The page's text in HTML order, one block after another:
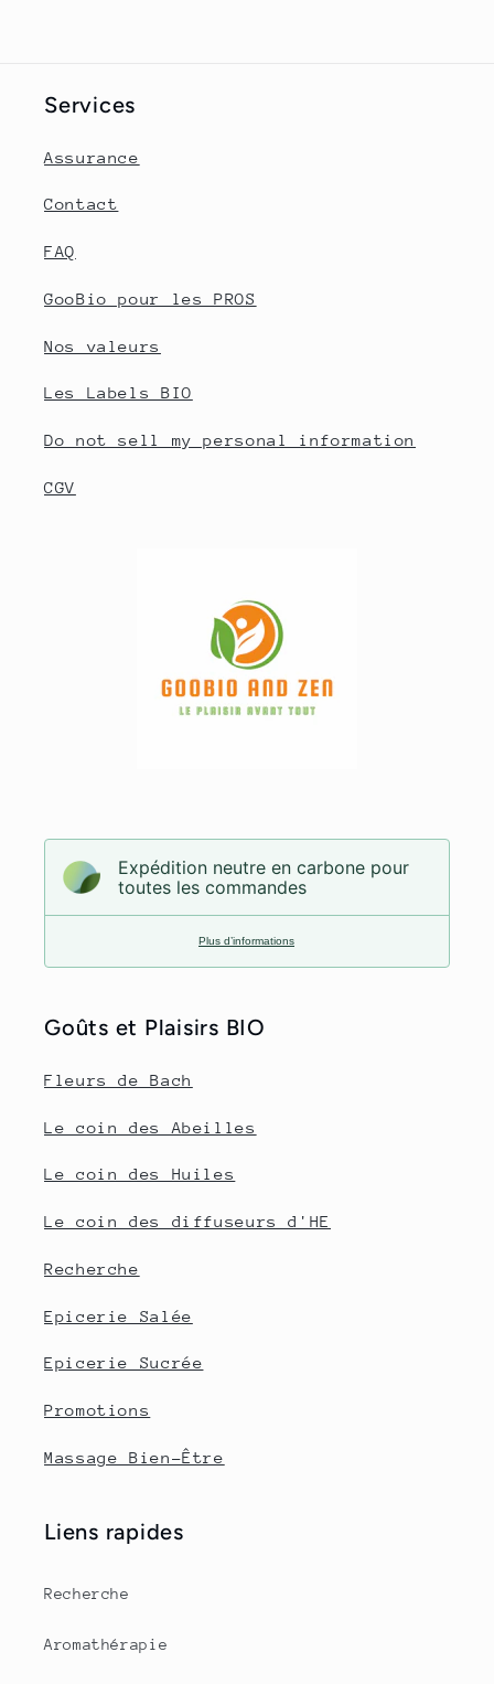
Services
Assurance
Contact
FAQ
GooBio pour les PROS
Nos valeurs
Les Labels BIO
Do not sell my personal information
CGV
Expédition neutre en carbone pour
toutes les commandes
Plus d’informations
Goûts et Plaisirs BIO
Fleurs de Bach
Le coin des Abeilles
Le coin des Huiles
Le coin des diffuseurs d'HE
Recherche
Epicerie Salée
Epicerie Sucrée
Promotions
Massage Bien-Être
Liens rapides
Recherche
Aromathérapie